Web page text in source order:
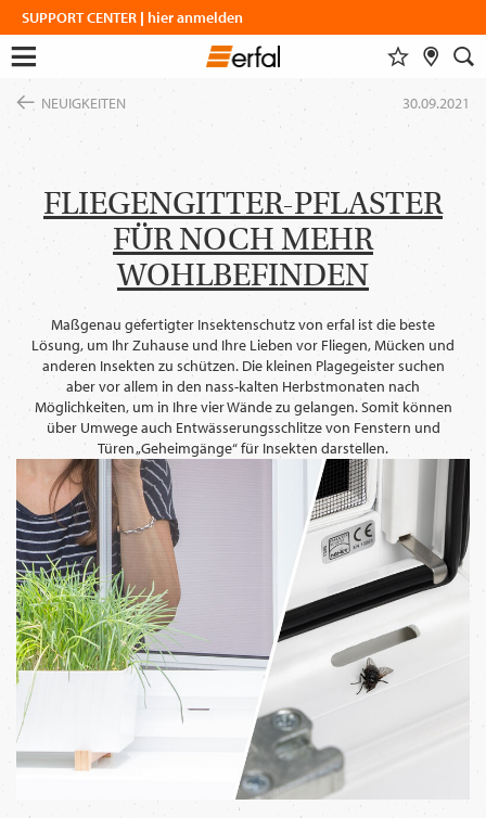
Zum
springen
Menu
öffnen
MERKLISTE
FACHHÄNDLERSUCHE
GoogleMaps
Einmalig erlauben
Immer erlauben
SUCHE
DESIGN & INSPIRATION
DESIGNFINDER
WOHNINSPIRATIONEN
SCHATTENFINDER
FARBGRUPPENFINDER
PRODUKTE
SICHT- & SONNENSCHUTZ
INSEKTENSCHUTZ
VORHANGSTANGEN & -SCHIENEN
SMART HOME
COFLEX FARBPROGRAMM
UNTERNEHMEN
MESSEN
SERVICE
ÜBER ERFAL
KARRIERE
ERFAL APPS
VERBÄNDE & KOOPERATIONSPARTNER
ANFAHRT
KONTAKTDATEN
MAGAZIN
NEUIGKEITEN
EINBLICKE
BAUEN & WOHNEN
PRODUKTRATGEBER
IDEEN, TIPPS & TRENDS
Karriere
Architektenportal
SPRACHE
WECHSELN
DE
SUPPORT CENTER | hier anmelden
NEUIGKEITEN 30.09.2021
FLIEGENGITTER-PFLASTER
FÜR NOCH MEHR
WOHLBEFINDEN
Maßgenau gefertigter Insektenschutz von erfal ist die beste
Lösung, um Ihr Zuhause und Ihre Lieben vor Fliegen, Mücken und
anderen Insekten zu schützen. Die kleinen Plagegeister suchen
aber vor allem in den nass-kalten Herbstmonaten nach
Möglichkeiten, um in Ihre vier Wände zu gelangen. Somit können
über Umwege auch Entwässerungsschlitze von Fenstern und
Türen „Geheimgänge“ für Insekten darstellen.